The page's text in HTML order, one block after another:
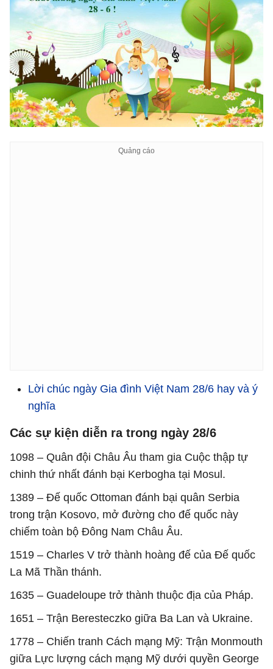
Lời chúc ngày Gia đình Việt Nam 28/6 hay và ý
nghĩa
Các sự kiện diễn ra trong ngày 28/6
1098 – Quân đội Châu Âu tham gia Cuộc thập tự
chinh thứ nhất đánh bại Kerbogha tại Mosul.
1389 – Đế quốc Ottoman đánh bại quân Serbia
trong trận Kosovo, mở đường cho đế quốc này
chiếm toàn bộ Đông Nam Châu Âu.
1519 – Charles V trở thành hoàng đế của Đế quốc
La Mã Thần thánh.
1635 – Guadeloupe trở thành thuộc địa của Pháp.
1651 – Trận Beresteczko giữa Ba Lan và Ukraine.
1778 – Chiến tranh Cách mạng Mỹ: Trận Monmouth
giữa Lực lượng cách mạng Mỹ dưới quyền George